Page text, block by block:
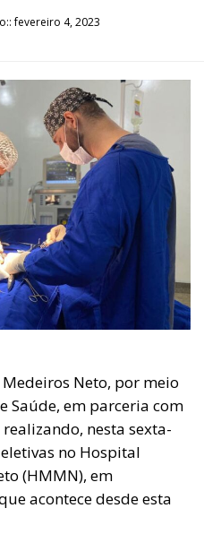
fevereiro 4, 2023
Neto, por meio
Saúde, em parceria com
nesta sexta-
no Hospital
(HMMN), em
acontece desde esta